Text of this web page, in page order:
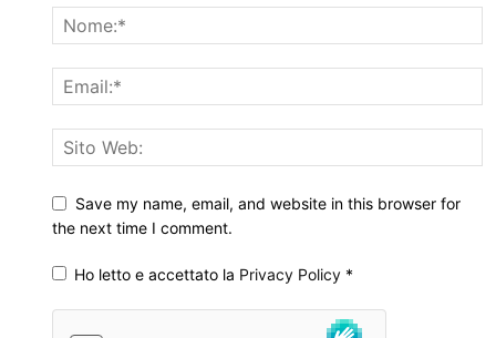
Save my name, email, and website in this browser for
the next time I comment.
Ho letto e accettato la Privacy Policy *